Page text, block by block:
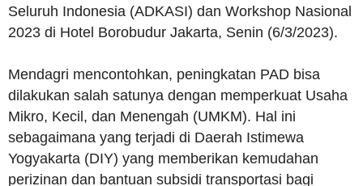
Seluruh Indonesia (ADKASI) dan Workshop Nasional
2023 di Hotel Borobudur Jakarta, Senin (6/3/2023).
Mendagri mencontohkan, peningkatan PAD bisa
dilakukan salah satunya dengan memperkuat Usaha
Mikro, Kecil, dan Menengah (UMKM). Hal ini
sebagaimana yang terjadi di Daerah Istimewa
Yogyakarta (DIY) yang memberikan kemudahan
perizinan dan bantuan subsidi transportasi bagi